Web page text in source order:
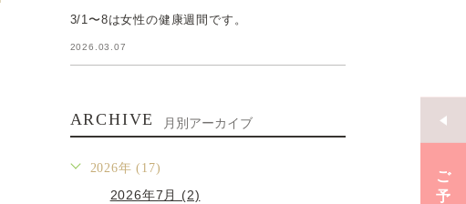
ご
予
3/1〜8は女性の健康週間です。
2026.03.07
ARCHIVE 月別アーカイブ
2026年 (17)
2026年7月 (2)